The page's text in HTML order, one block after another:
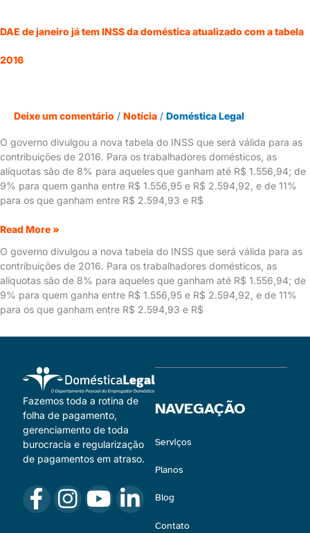
DAE de janeiro já tem INSS da doméstica atualizado com a tabela
2016
Deixe um comentário / Notícia / Doméstica Legal
O governo divulgou a nova tabela do INSS que será válida para as
contribuições de 2016. Para os trabalhadores domésticos, as
alíquotas são de 8% para aqueles que ganham até R$ 1.556,94; de
9% para quem ganha entre R$ 1.556,95 e R$ 2.594,92, e de 11%
para os que ganham entre R$ 2.594,93 e R$
Read More »
O governo divulgou a nova tabela do INSS que será válida para as
contribuições de 2016. Para os trabalhadores domésticos, as
alíquotas são de 8% para aqueles que ganham até R$ 1.556,94; de
9% para quem ganha entre R$ 1.556,95 e R$ 2.594,92, e de 11%
para os que ganham entre R$ 2.594,93 e R$
Fazemos toda a rotina de
folha de pagamento,
gerenciamento de toda
burocracia e regularização
de pagamentos em atraso.
NAVEGAÇÃO
Serviços
Planos
Blog
Contato